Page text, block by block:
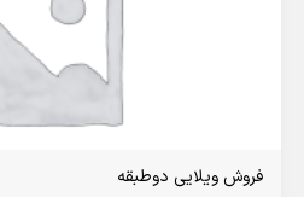
فروش ویلایی دوطبقه